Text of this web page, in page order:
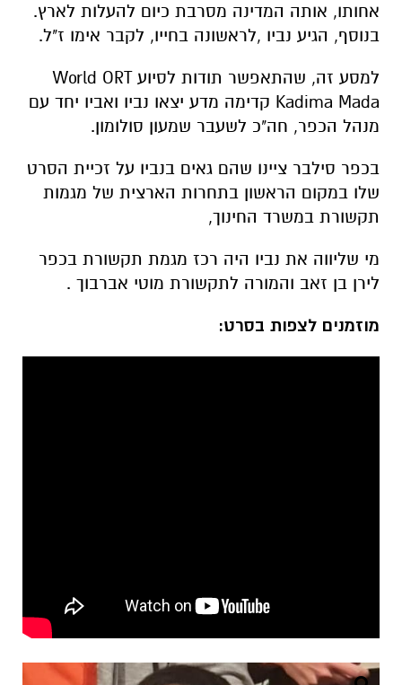
אחותו, אותה המדינה מסרבת כיום להעלות לארץ.
בנוסף, הגיע נביו ,לראשונה בחייו, לקבר אימו ז"ל.
למסע זה, שהתאפשר תודות לסיוע World ORT
Kadima Mada קדימה מדע
יצאו נביו ואביו יחד עם
מנהל הכפר, חה"כ לשעבר שמעון סולומון.
בכפר סילבר ציינו שהם גאים בנביו על זכיית הסרט
שלו במקום הראשון בתחרות הארצית של מגמות
תקשורת במשרד החינוך,
מי שליווה את נביו היה רכז מגמת תקשורת בכפר
לירן בן זאב והמורה לתקשורת מוטי אברבוך .
מוזמנים לצפות בסרט: